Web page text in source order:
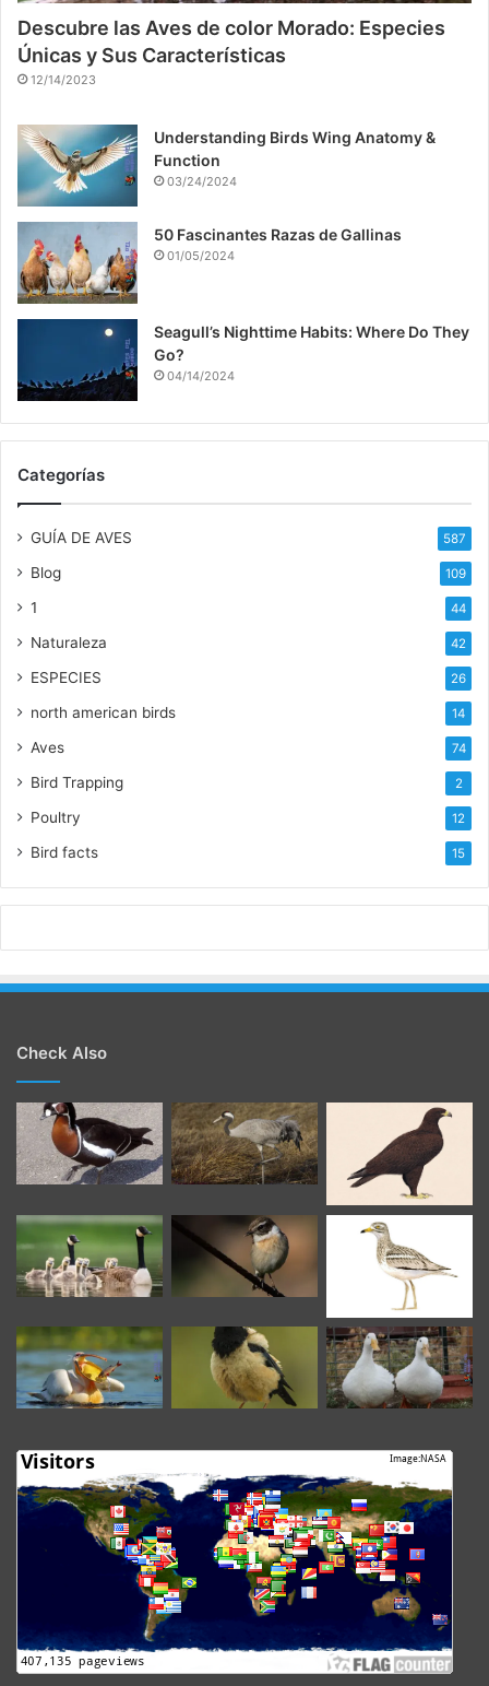
Descubre las Aves de color Morado: Especies
Únicas y Sus Características
12/14/2023
Understanding Birds Wing Anatomy &
Function
03/24/2024
50 Fascinantes Razas de Gallinas
01/05/2024
Seagull’s Nighttime Habits: Where Do They
Go?
04/14/2024
Categorías
GUÍA DE AVES 587
Blog 109
1 44
Naturaleza 42
ESPECIES 26
north american birds 14
Aves 74
Bird Trapping 2
Poultry 12
Bird facts 15
Check Also